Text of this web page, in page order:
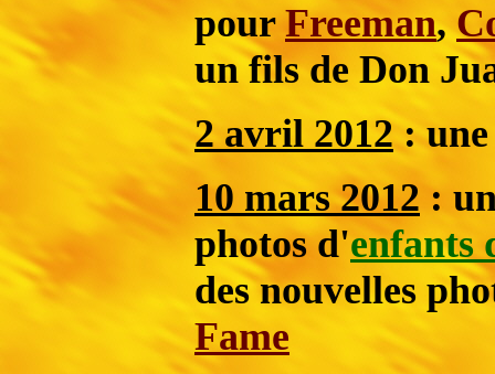
pourFreeman,
un fils de Don
2 avril 2012: une
10 mars 2012 :
photos d'enfants
des nouvelles
Fame